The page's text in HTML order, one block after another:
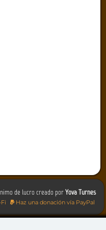
de lucro creado porYova Turnes
Haz una donación vía PayPal